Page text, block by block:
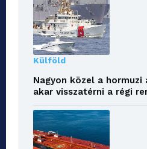
Külföld
Nagyon közel a hormuzi
akar visszatérni a régi